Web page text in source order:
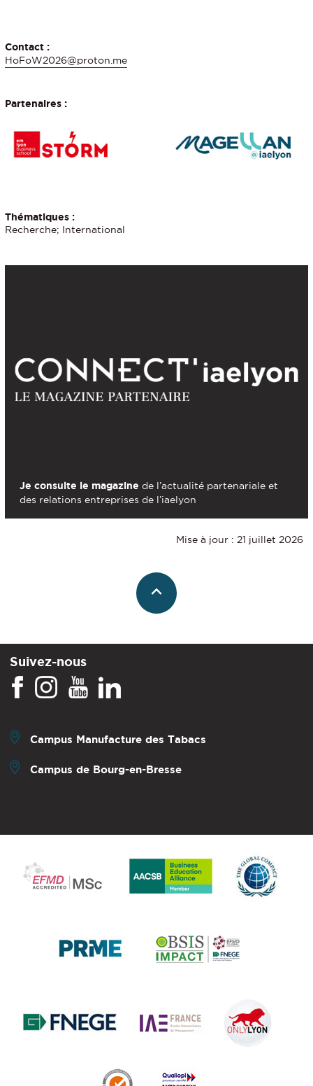
Contact :
HoFoW2026@proton.me
Partenaires :
Thématiques :
Recherche; International
Je consulte le magazine de l’actualité partenariale et
des relations entreprises de l’iaelyon
Mise à jour : 21 juillet 2026
Suivez-nous
Campus Manufacture des Tabacs
Campus de Bourg-en-Bresse